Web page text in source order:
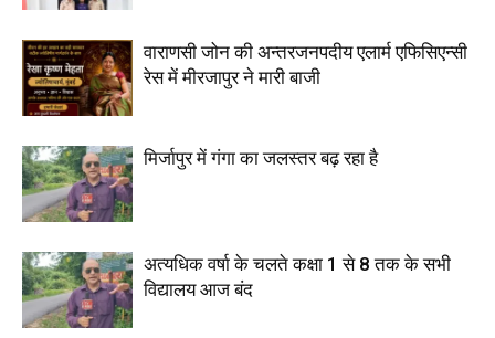
वाराणसी जोन की अन्तरजनपदीय एलार्म एफिसिएन्सी
रेस में मीरजापुर ने मारी बाजी
मिर्जापुर में गंगा का जलस्तर बढ़ रहा है
अत्यधिक वर्षा के चलते कक्षा 1 से 8 तक के सभी
विद्यालय आज बंद